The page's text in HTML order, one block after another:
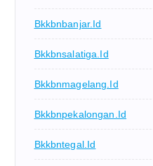
Bkkbnbanjar.id
Bkkbnsalatiga.id
Bkkbnmagelang.id
Bkkbnpekalongan.id
Bkkbntegal.id